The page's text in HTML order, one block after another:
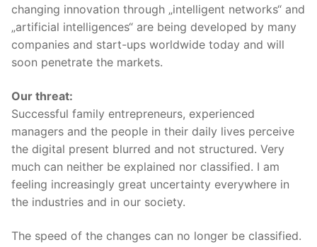
changing innovation through „intelligent networks“ and
„artificial intelligences“ are being developed by many
companies and start-ups worldwide today and will
soon penetrate the markets.
Our threat:
Successful family entrepreneurs, experienced
managers and the people in their daily lives perceive
the digital present blurred and not structured. Very
much can neither be explained nor classified. I am
feeling increasingly great uncertainty everywhere in
the industries and in our society.
The speed of the changes can no longer be classified.